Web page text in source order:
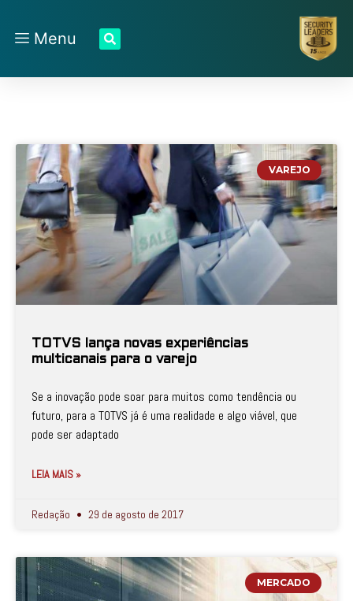
Menu
VAREJO
TOTVS lança novas experiências
multicanais para o varejo
Se a inovação pode soar para muitos como tendência ou
futuro, para a TOTVS já é uma realidade e algo viável, que
pode ser adaptado
LEIA MAIS »
Redação 29 de agosto de 2017
MERCADO